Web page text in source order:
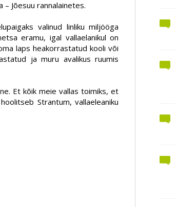
– Jõesuu rannalainetes.
valinud linliku miljööga
eramu, igal vallaelanikul on
laps heakorrastatud kooli või
ja muru avalikus ruumis
Et kõik meie vallas toimiks, et
Strantum, vallaeleaniku